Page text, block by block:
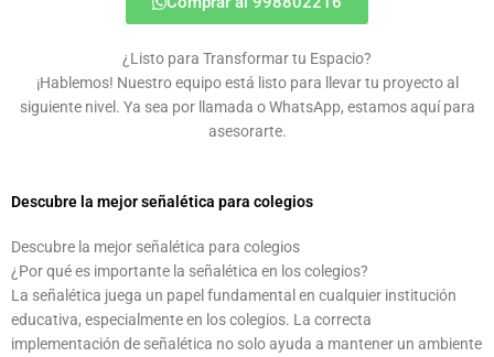
¿Listo para Transformar tu Espacio?
¡Hablemos! Nuestro equipo está listo para llevar tu proyecto al
siguiente nivel. Ya sea por llamada o WhatsApp, estamos aquí para
asesorarte.
Descubre la mejor señalética para colegios
Descubre la mejor señalética para colegios
¿Por qué es importante la señalética en los colegios?
La señalética juega un papel fundamental en cualquier institución
educativa, especialmente en los colegios. La correcta
implementación de señalética no solo ayuda a mantener un ambiente